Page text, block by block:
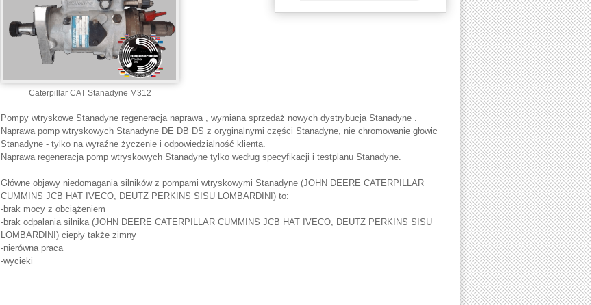
Caterpillar CAT Stanadyne M312
Pompy wtryskowe Stanadyne regeneracja naprawa , wymiana sprzedaż nowych dystrybucja Stanadyne .
Naprawa pomp wtryskowych Stanadyne DE DB DS z oryginalnymi części Stanadyne, nie chromowanie głowic
Stanadyne - tylko na wyraźne życzenie i odpowiedzialność klienta.
Naprawa regeneracja pomp wtryskowych Stanadyne tylko według specyfikacji i testplanu Stanadyne.
Główne objawy niedomagania silników z pompami wtryskowymi Stanadyne (JOHN DEERE CATERPILLAR
CUMMINS JCB HAT IVECO, DEUTZ PERKINS SISU LOMBARDINI) to:
-brak mocy z obciążeniem
-brak odpalania silnika (JOHN DEERE CATERPILLAR CUMMINS JCB HAT IVECO, DEUTZ PERKINS SISU
LOMBARDINI) ciepły także zimny
-nierówna praca
-wycieki